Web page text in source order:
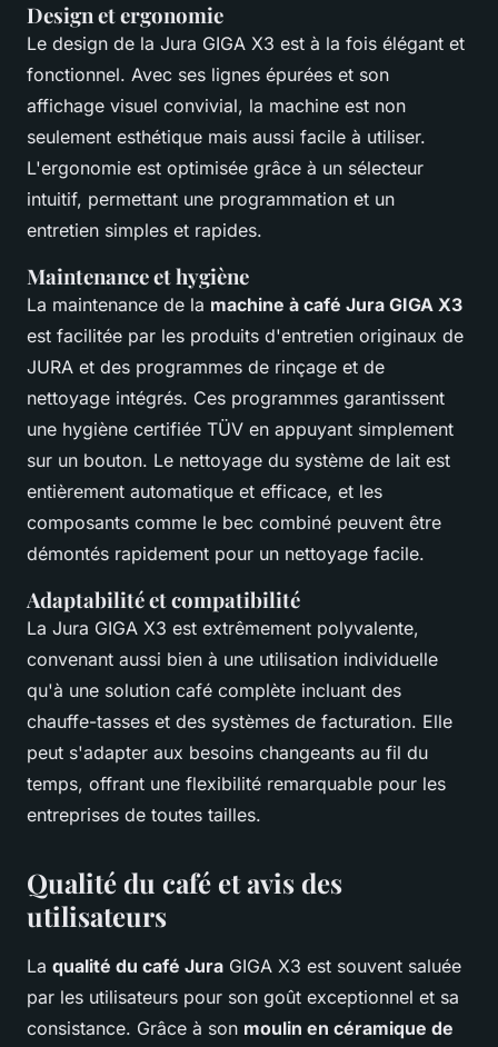
Design et ergonomie
Le design de la Jura GIGA X3 est à la fois élégant et
fonctionnel. Avec ses lignes épurées et son
affichage visuel convivial, la machine est non
seulement esthétique mais aussi facile à utiliser.
L'ergonomie est optimisée grâce à un sélecteur
intuitif, permettant une programmation et un
entretien simples et rapides.
Maintenance et hygiène
La maintenance de la machine à café Jura GIGA X3
est facilitée par les produits d'entretien originaux de
JURA et des programmes de rinçage et de
nettoyage intégrés. Ces programmes garantissent
une hygiène certifiée TÜV en appuyant simplement
sur un bouton. Le nettoyage du système de lait est
entièrement automatique et efficace, et les
composants comme le bec combiné peuvent être
démontés rapidement pour un nettoyage facile.
Adaptabilité et compatibilité
La Jura GIGA X3 est extrêmement polyvalente,
convenant aussi bien à une utilisation individuelle
qu'à une solution café complète incluant des
chauffe-tasses et des systèmes de facturation. Elle
peut s'adapter aux besoins changeants au fil du
temps, offrant une flexibilité remarquable pour les
entreprises de toutes tailles.
Qualité du café et avis des
utilisateurs
La qualité du café Jura GIGA X3 est souvent saluée
par les utilisateurs pour son goût exceptionnel et sa
consistance. Grâce à son moulin en céramique de